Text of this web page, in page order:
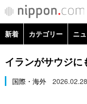
新着 カテゴリー ニ
政治・外交
経済・ビジネス
イランがサウジに
国際・海外